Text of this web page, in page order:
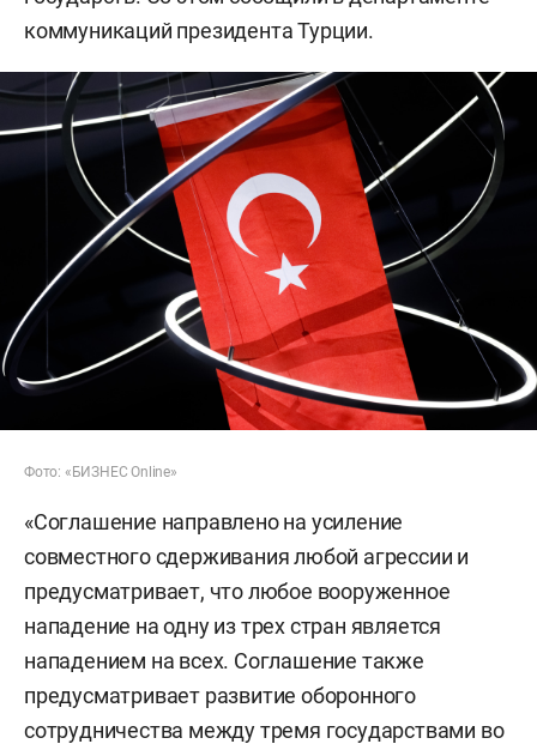
коммуникаций президента Турции.
Фото: «БИЗНЕС Online»
«Соглашение направлено на усиление
совместного сдерживания любой агрессии и
предусматривает, что любое вооруженное
нападение на одну из трех стран является
нападением на всех. Соглашение также
предусматривает развитие оборонного
сотрудничества между тремя государствами во